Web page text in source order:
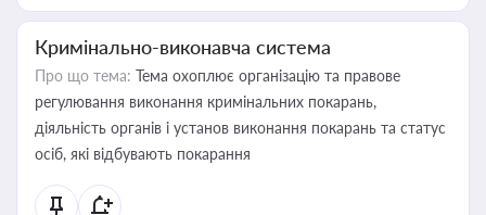
Кримінально-виконавча система
Про що тема: Тема охоплює організацію та правове
регулювання виконання кримінальних покарань,
діяльність органів і установ виконання покарань та статус
осіб, які відбувають покарання